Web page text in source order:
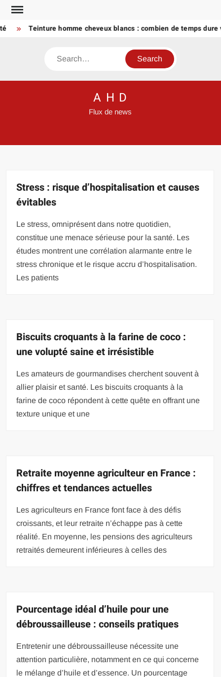
Skip
contentTeinture homme cheveux blancs : combien de temps dure
Search
A H D
Flux de news
Stress : risque d’hospitalisation et causes
évitables
Le stress, omniprésent dans notre quotidien,
constitue une menace sérieuse pour la santé. Les
études montrent une corrélation alarmante entre le
stress chronique et le risque accru d’hospitalisation.
Les patients
Biscuits croquants à la farine de coco :
une volupté saine et irrésistible
Les amateurs de gourmandises cherchent souvent à
allier plaisir et santé. Les biscuits croquants à la
farine de coco répondent à cette quête en offrant une
texture unique et une
Retraite moyenne agriculteur en France :
chiffres et tendances actuelles
Les agriculteurs en France font face à des défis
croissants, et leur retraite n’échappe pas à cette
réalité. En moyenne, les pensions des agriculteurs
retraités demeurent inférieures à celles des
Pourcentage idéal d’huile pour une
débroussailleuse : conseils pratiques
Entretenir une débroussailleuse nécessite une
attention particulière, notamment en ce qui concerne
le mélange d’huile et d’essence. Un pourcentage